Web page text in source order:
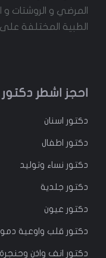
المرضي و الروشتات و
الطبية المختلفة
احجز اشطر دكتور
دكتور اسنان
دكتور اطفال
دكتور نساء وتوليد
دكتور جلدية
دكتور عيون
دكتور قلب واوعية
دكتور انف واذن وحنجرة